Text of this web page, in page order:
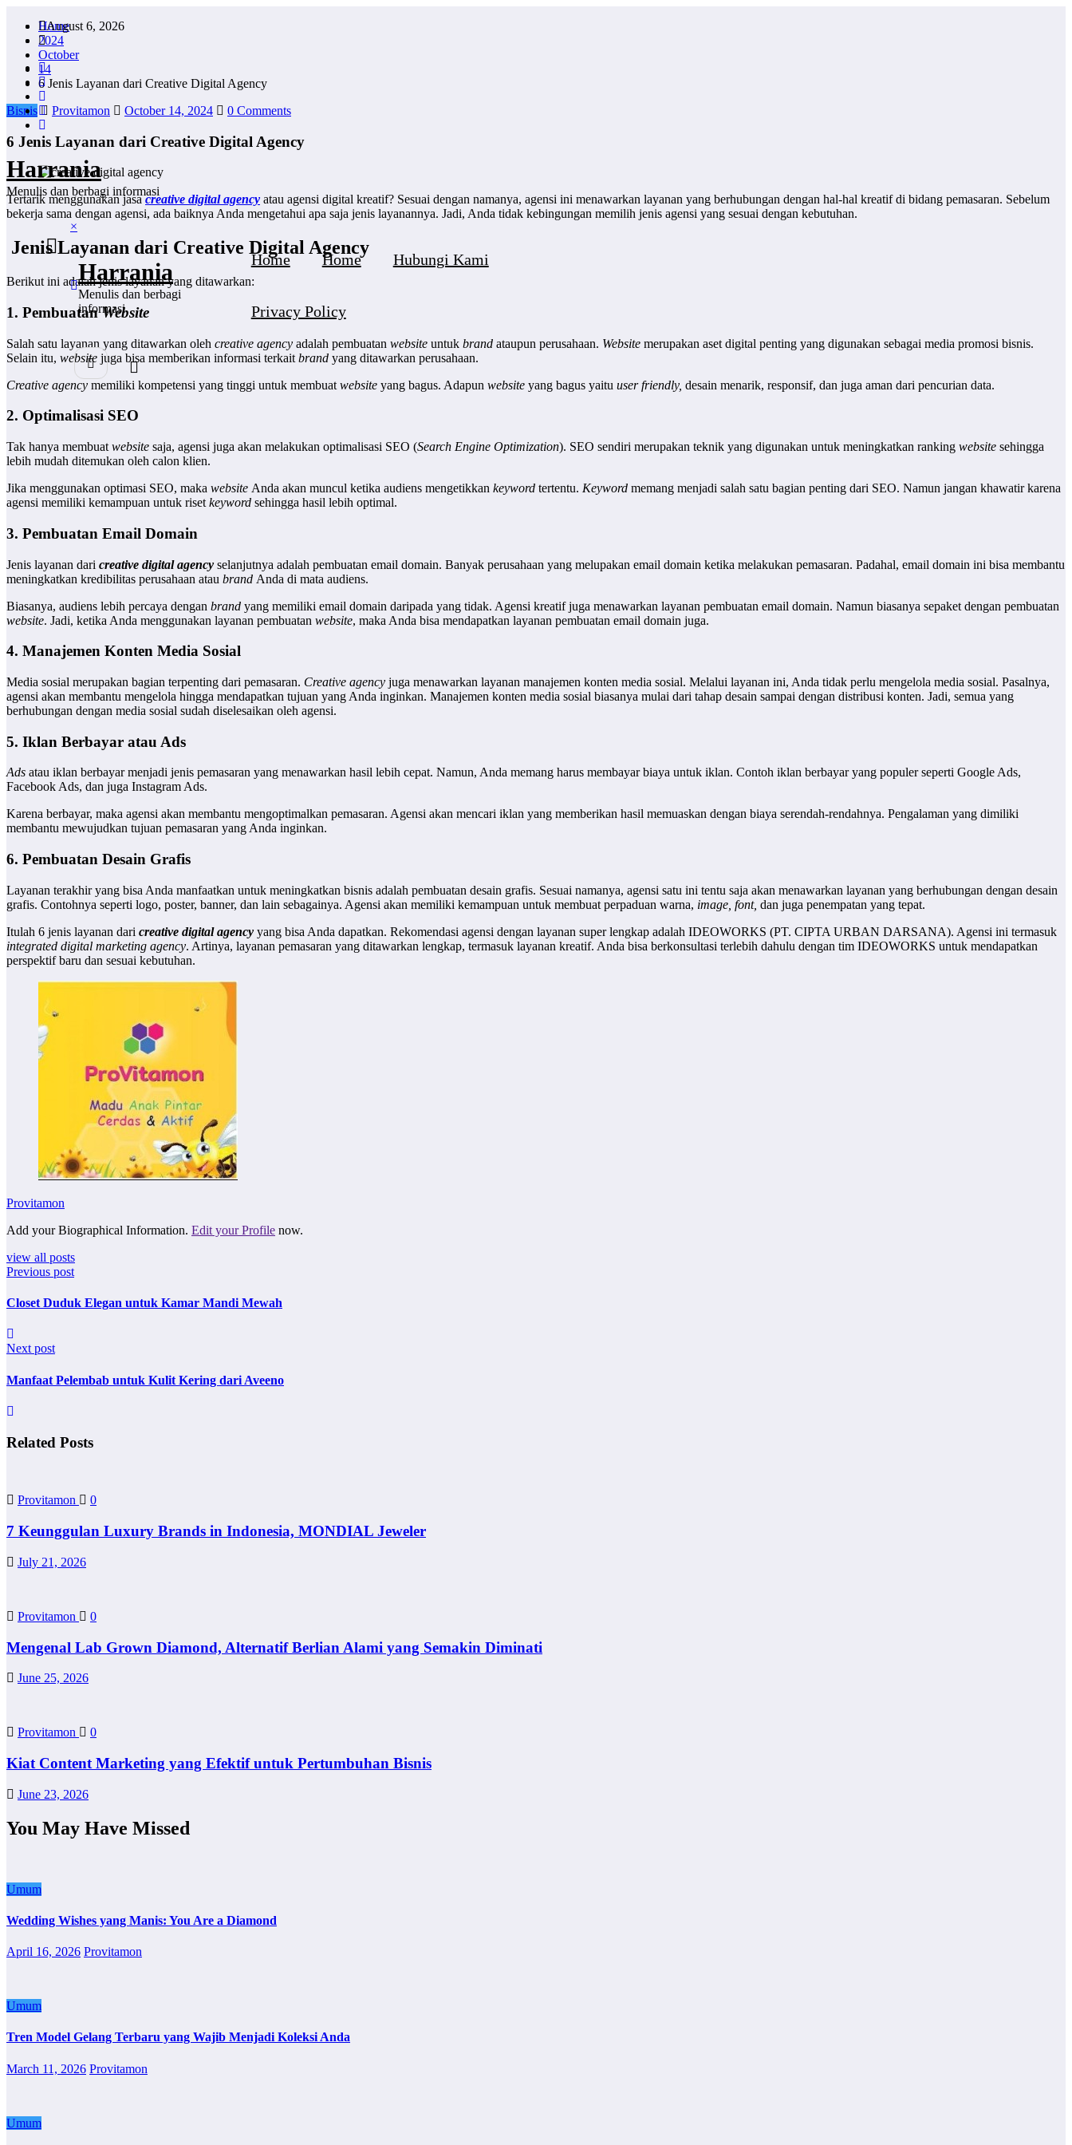
content
August 6, 2026
Harrania
Menulis dan berbagi informasi
×
Harrania
Menulis dan berbagi
informasi
Home Home Hubungi Kami
Privacy Policy
Home
2024
October
14
6 Jenis Layanan dari Creative Digital Agency
Bisnis
Provitamon October 14, 2024 0 Comments
6 Jenis Layanan dari Creative Digital Agency
Tertarik menggunakan jasacreative digital agency atau agensi digital kreatif? Sesuai dengan namanya, agensi ini menawarkan layanan yang berhubungan dengan hal-hal kreatif di bidang pemasaran. Sebelum
bekerja sama dengan agensi, ada baiknya Anda mengetahui apa saja jenis layanannya. Jadi, Anda tidak kebingungan memilih jenis agensi yang sesuai dengan kebutuhan.
Jenis Layanan dari Creative Digital Agency
Berikut ini adalah jenis layanan yang ditawarkan:
1. PembuatanWebsite
Salah satu layanan yang ditawarkan oleh creative agency adalah pembuatan website untuk brand ataupun perusahaan. Website merupakan aset digital penting yang digunakan sebagai media promosi bisnis.
Selain itu, website juga bisa memberikan informasi terkait brand yang ditawarkan perusahaan.
Creative agency memiliki kompetensi yang tinggi untuk membuat website yang bagus. Adapun website yang bagus yaitu user friendly, desain menarik, responsif, dan juga aman dari pencurian data.
2. Optimalisasi SEO
Tak hanya membuat website saja, agensi juga akan melakukan optimalisasi SEO (Search Engine Optimization). SEO sendiri merupakan teknik yang digunakan untuk meningkatkan ranking website sehingga
lebih mudah ditemukan oleh calon klien.
Jika menggunakan optimasi SEO, maka website Anda akan muncul ketika audiens mengetikkan keyword tertentu. Keyword memang menjadi salah satu bagian penting dari SEO. Namun jangan khawatir karena
agensi memiliki kemampuan untuk riset keyword sehingga hasil lebih optimal.
3. Pembuatan Email Domain
Jenis layanan dari creative digital agency selanjutnya adalah pembuatan email domain. Banyak perusahaan yang melupakan email domain ketika melakukan pemasaran. Padahal, email domain ini bisa membantu
meningkatkan kredibilitas perusahaan atau brand Anda di mata audiens.
Biasanya, audiens lebih percaya dengan brand yang memiliki email domain daripada yang tidak. Agensi kreatif juga menawarkan layanan pembuatan email domain. Namun biasanya sepaket dengan pembuatan
website. Jadi, ketika Anda menggunakan layanan pembuatan website, maka Anda bisa mendapatkan layanan pembuatan email domain juga.
4. Manajemen Konten Media Sosial
Media sosial merupakan bagian terpenting dari pemasaran. Creative agency juga menawarkan layanan manajemen konten media sosial. Melalui layanan ini, Anda tidak perlu mengelola media sosial. Pasalnya,
agensi akan membantu mengelola hingga mendapatkan tujuan yang Anda inginkan. Manajemen konten media sosial biasanya mulai dari tahap desain sampai dengan distribusi konten. Jadi, semua yang
berhubungan dengan media sosial sudah diselesaikan oleh agensi.
5. Iklan Berbayar atau Ads
Ads atau iklan berbayar menjadi jenis pemasaran yang menawarkan hasil lebih cepat. Namun, Anda memang harus membayar biaya untuk iklan. Contoh iklan berbayar yang populer seperti Google Ads,
Facebook Ads, dan juga Instagram Ads.
Karena berbayar, maka agensi akan membantu mengoptimalkan pemasaran. Agensi akan mencari iklan yang memberikan hasil memuaskan dengan biaya serendah-rendahnya. Pengalaman yang dimiliki
membantu mewujudkan tujuan pemasaran yang Anda inginkan.
6. Pembuatan Desain Grafis
Layanan terakhir yang bisa Anda manfaatkan untuk meningkatkan bisnis adalah pembuatan desain grafis. Sesuai namanya, agensi satu ini tentu saja akan menawarkan layanan yang berhubungan dengan desain
grafis. Contohnya seperti logo, poster, banner, dan lain sebagainya. Agensi akan memiliki kemampuan untuk membuat perpaduan warna, image, font, dan juga penempatan yang tepat.
Itulah 6 jenis layanan dari creative digital agency yang bisa Anda dapatkan. Rekomendasi agensi dengan layanan super lengkap adalah IDEOWORKS (PT. CIPTA URBAN DARSANA). Agensi ini termasuk
integrated digital marketing agency. Artinya, layanan pemasaran yang ditawarkan lengkap, termasuk layanan kreatif. Anda bisa berkonsultasi terlebih dahulu dengan tim IDEOWORKS untuk mendapatkan
perspektif baru dan sesuai kebutuhan.
Provitamon
Add your Biographical Information. Edit your Profile now.
view all posts
Previous post
Closet Duduk Elegan untuk Kamar Mandi Mewah
Next post
Manfaat Pelembab untuk Kulit Kering dari Aveeno
Related Posts
Provitamon 0
7 Keunggulan Luxury Brands in Indonesia, MONDIAL Jeweler
July 21, 2026
Provitamon 0
Mengenal Lab Grown Diamond, Alternatif Berlian Alami yang Semakin Diminati
June 25, 2026
Provitamon 0
Kiat Content Marketing yang Efektif untuk Pertumbuhan Bisnis
June 23, 2026
You May Have Missed
Umum
Wedding Wishes yang Manis: You Are a Diamond
April 16, 2026 Provitamon
Umum
Tren Model Gelang Terbaru yang Wajib Menjadi Koleksi Anda
March 11, 2026 Provitamon
Umum